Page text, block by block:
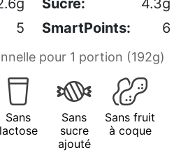
Sucre:
4.3g
5 SmartPoints: 6
pour 1 portion (192g)
Sans
lactose
Sans
sucre
ajouté
Sans fruit
à coque